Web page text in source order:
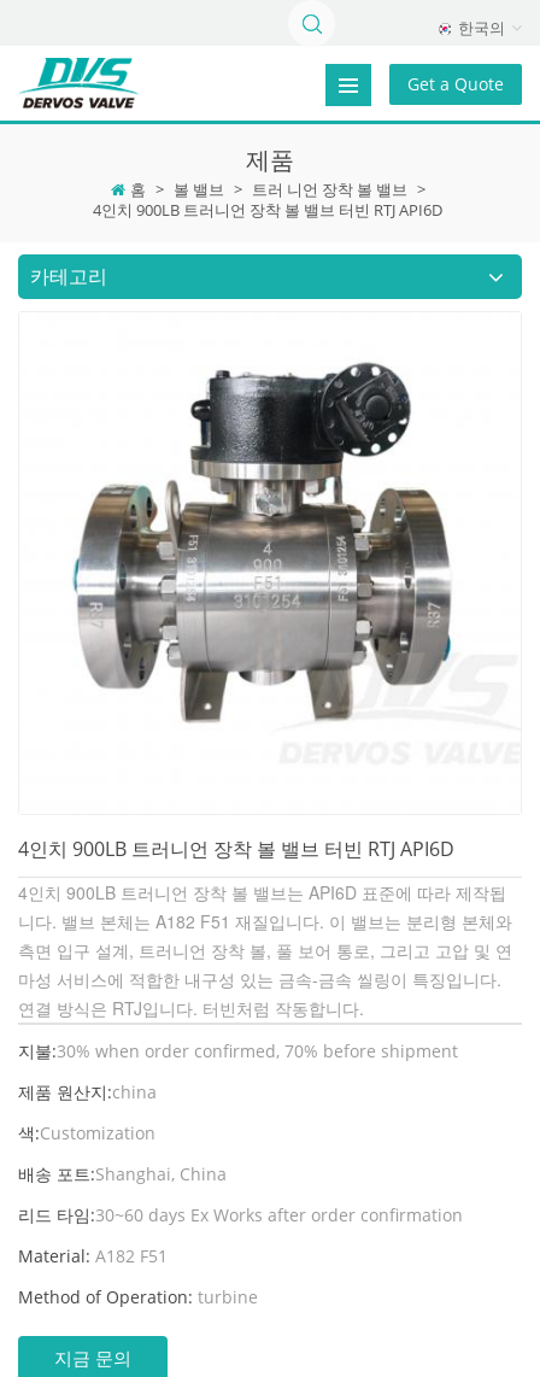
한국의
Get a Quote
제품
홈 > 볼 밸브 > 트러 니언 장착 볼 밸브 >
4인치 900LB 트러니언 장착 볼 밸브 터빈 RTJ API6D
카테고리
4인치 900LB 트러니언 장착 볼 밸브 터빈 RTJ API6D
4인치 900LB 트러니언 장착 볼 밸브는 API6D 표준에 따라 제작됩
니다. 밸브 본체는 A182 F51 재질입니다. 이 밸브는 분리형 본체와
측면 입구 설계, 트러니언 장착 볼, 풀 보어 통로, 그리고 고압 및 연
마성 서비스에 적합한 내구성 있는 금속-금속 씰링이 특징입니다.
연결 방식은 RTJ입니다. 터빈처럼 작동합니다.
지불:30% when order confirmed, 70% before shipment
제품 원산지:china
색:Customization
배송 포트:Shanghai, China
리드 타임:30~60 days Ex Works after order confirmation
Material: A182 F51
Method of Operation: turbine
지금 문의